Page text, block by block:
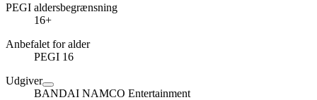
PEGI aldersbegrænsning
16+
Anbefalet for alder
PEGI 16
Udgiver
BANDAI NAMCO Entertainment